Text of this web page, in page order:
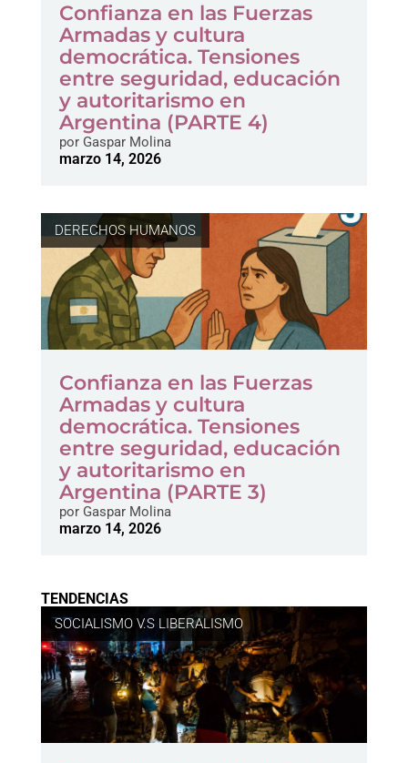
Confianza en las Fuerzas
Armadas y cultura
democrática. Tensiones
entre seguridad, educación
y autoritarismo en
Argentina (PARTE 4)
porGaspar Molina
marzo 14, 2026
DERECHOS HUMANOS
Confianza en las Fuerzas
Armadas y cultura
democrática. Tensiones
entre seguridad, educación
y autoritarismo en
Argentina (PARTE 3)
porGaspar Molina
marzo 14, 2026
TENDENCIAS
SOCIALISMO V.S LIBERALISMO